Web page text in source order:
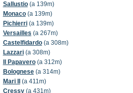
Sallustio(a 139m)
Monaco(a 139m)
Pichierri(a 139m)
Versailles (a 267m)
Castelfidardo(a 308m)
Lazzari(a 308m)
Il Papavero(a 312m)
Bolognese(a 314m)
Mari II
(a 411m)
Cressy(a 431m)